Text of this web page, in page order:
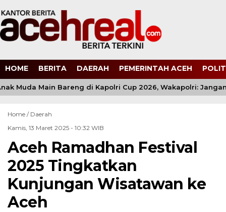
HOME BERITA DAERAH PEMERINTAH ACEH
Muda Main Bareng di Kapolri Cup 2026, Wakapolri:
Home / Daerah
Kamis, 13 Maret 2025 - 10:32 WIB
Aceh Ramadhan Festival
2025 Tingkatkan
Kunjungan Wisatawan ke
Aceh